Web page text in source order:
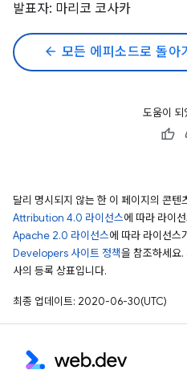
발표자: 마리코 코사카
arrow_back 모든 에피소드로 돌아
도움이 되
달리 명시되지 않는 한 이 페이지의 콘텐
Attribution 4.0 라이선스에 따라 라이
Apache 2.0 라이선스에 따라 라이선스
Developers 사이트 정책을 참조하세
사의 등록 상표입니다.
최종 업데이트: 2020-06-30(UTC)